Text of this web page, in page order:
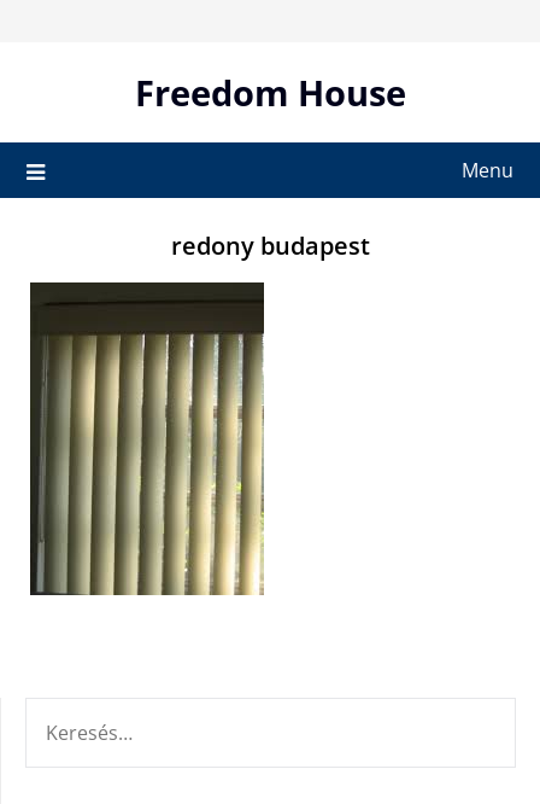
Freedom House
Menu
redony budapest